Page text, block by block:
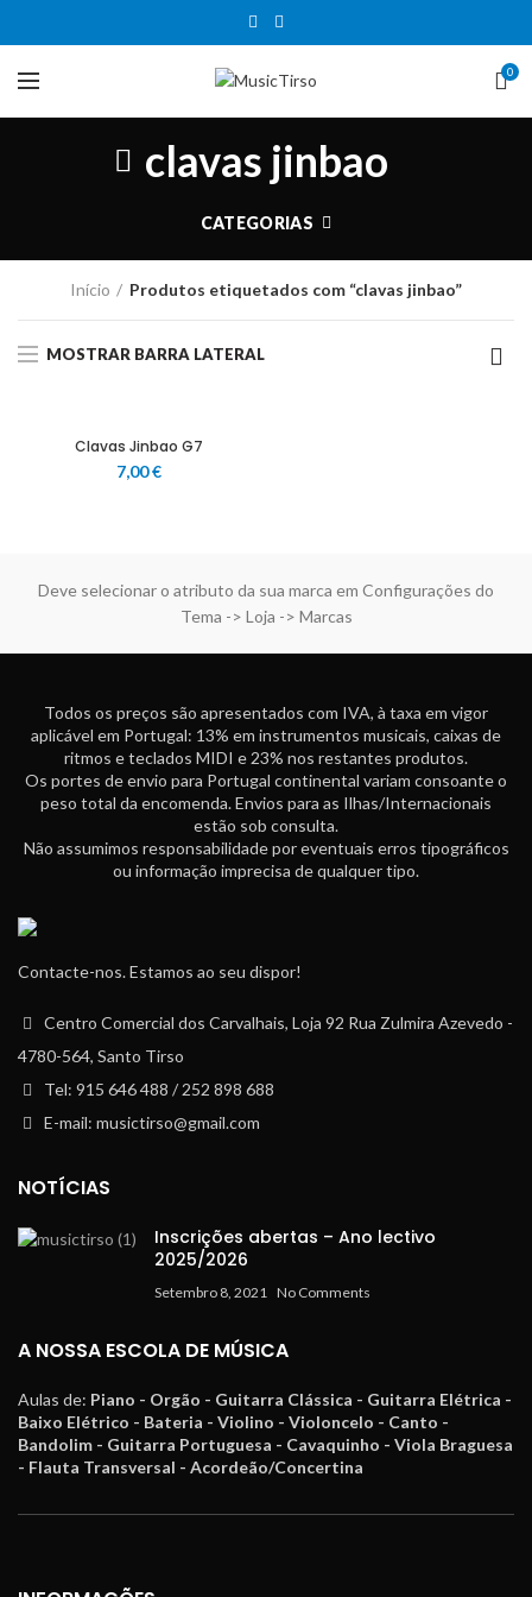
0
clavas jinbao
CATEGORIAS
Início Produtos etiquetados com “clavas jinbao”
MOSTRAR BARRA LATERAL
Clavas Jinbao G7
7,00€
Deve selecionar o atributo da sua marca em Configurações do
Tema -> Loja -> Marcas
Todos os preços são apresentados com IVA, à taxa em vigor
aplicável em Portugal: 13% em instrumentos musicais, caixas de
ritmos e teclados MIDI e 23% nos restantes produtos.
Os portes de envio para Portugal continental variam consoante o
peso total da encomenda. Envios para as Ilhas/Internacionais
estão sob consulta.
Não assumimos responsabilidade por eventuais erros tipográficos
ou informação imprecisa de qualquer tipo.
Contacte-nos. Estamos ao seu dispor!
Centro Comercial dos Carvalhais, Loja 92 Rua Zulmira Azevedo -
4780-564, Santo Tirso
Tel: 915 646 488 / 252 898 688
E-mail: musictirso@gmail.com
NOTÍCIAS
Inscrições abertas – Ano lectivo
2025/2026
Setembro 8, 2021 No Comments
A NOSSA ESCOLA DE MÚSICA
Aulas de: Piano - Orgão - Guitarra Clássica - Guitarra Elétrica -
Baixo Elétrico - Bateria - Violino - Violoncelo - Canto -
Bandolim - Guitarra Portuguesa - Cavaquinho - Viola Braguesa
- Flauta Transversal - Acordeão/Concertina